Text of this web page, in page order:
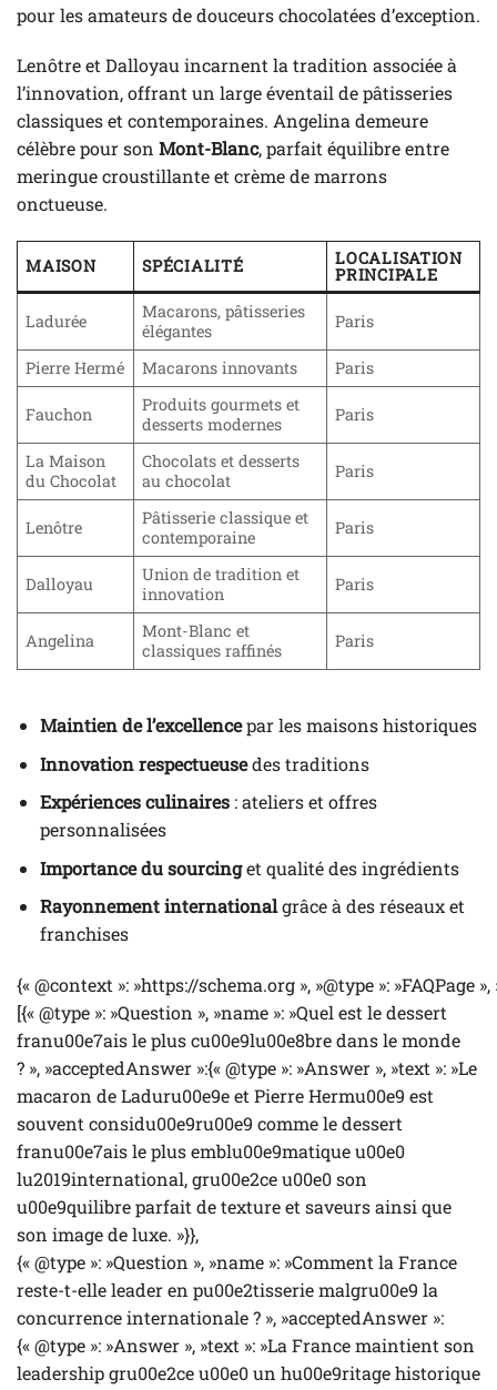
pour les amateurs de douceurs chocolatées d’exception.
Lenôtre et Dalloyau incarnent la tradition associée à
l’innovation, offrant un large éventail de pâtisseries
classiques et contemporaines. Angelina demeure
célèbre pour son Mont-Blanc, parfait équilibre entre
meringue croustillante et crème de marrons
onctueuse.
MAISON SPÉCIALITÉ LOCALISATION
PRINCIPALE
Ladurée
Macarons, pâtisseries
élégantes
Paris
Pierre Hermé Macarons innovants Paris
Fauchon
Produits gourmets et
desserts modernes
Paris
La Maison
du Chocolat
Chocolats et desserts
au chocolat
Paris
Lenôtre
Pâtisserie classique et
contemporaine
Paris
Dalloyau
Union de tradition et
innovation
Paris
Angelina
Mont-Blanc et
classiques raffinés
Paris
Maintien de l’excellencepar les maisons historiques
Innovation respectueusedes traditions
Expériences culinaires: ateliers et offres
personnalisées
Importance du sourcinget qualité des ingrédients
Rayonnement internationalgrâce à des réseaux et
franchises
{« @context »: »https://schema.org », »@type »: »FAQPage
[{« @type »: »Question », »name »: »Quel est le dessert
franu00e7ais le plus cu00e9lu00e8bre dans le monde
? », »acceptedAnswer »:{« @type »: »Answer », »text »: »Le
macaron de Laduru00e9e et Pierre Hermu00e9 est
souvent considu00e9ru00e9 comme le dessert
franu00e7ais le plus emblu00e9matique u00e0
lu2019international, gru00e2ce u00e0 son
u00e9quilibre parfait de texture et saveurs ainsi que
son image de luxe. »}},
{« @type »: »Question », »name »: »Comment la France
reste-t-elle leader en pu00e2tisserie malgru00e9 la
concurrence internationale ? », »acceptedAnswer »:
{« @type »: »Answer », »text »: »La France maintient son
leadership gru00e2ce u00e0 un hu00e9ritage historique